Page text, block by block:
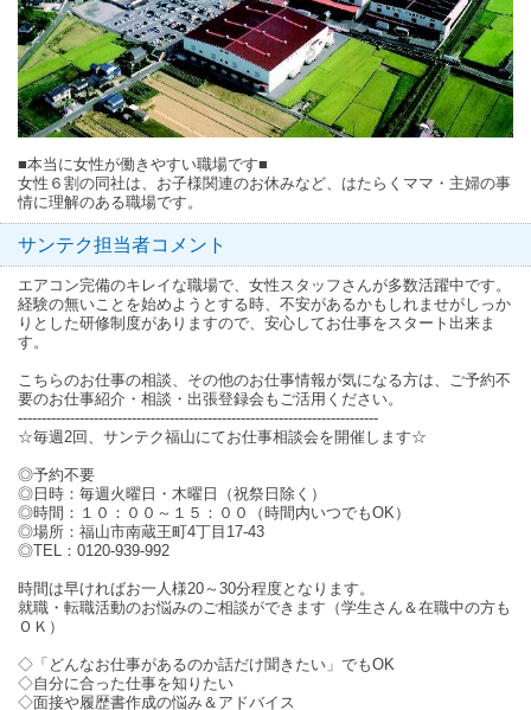
■本当に女性が働きやすい職場です■
女性６割の同社は、お子様関連のお休みなど、はたらくママ・主婦の事
情に理解のある職場です。
サンテク担当者コメント
エアコン完備のキレイな職場で、女性スタッフさんが多数活躍中です。
経験の無いことを始めようとする時、不安があるかもしれませがしっか
りとした研修制度がありますので、安心してお仕事をスタート出来ま
す。
こちらのお仕事の相談、その他のお仕事情報が気になる方は、ご予約不
要のお仕事紹介・相談・出張登録会もご活用ください。
----------------------------------------------------------------------------
☆毎週2回、サンテク福山にてお仕事相談会を開催します☆
◎予約不要
◎日時：毎週火曜日・木曜日（祝祭日除く）
◎時間：１０：００～１５：００（時間内いつでもOK）
◎場所：福山市南蔵王町4丁目17-43
◎TEL：0120-939-992
時間は早ければお一人様20～30分程度となります。
就職・転職活動のお悩みのご相談ができます（学生さん＆在職中の方も
ＯＫ）
◇「どんなお仕事があるのか話だけ聞きたい」でもOK
◇自分に合った仕事を知りたい
◇面接や履歴書作成の悩み＆アドバイス